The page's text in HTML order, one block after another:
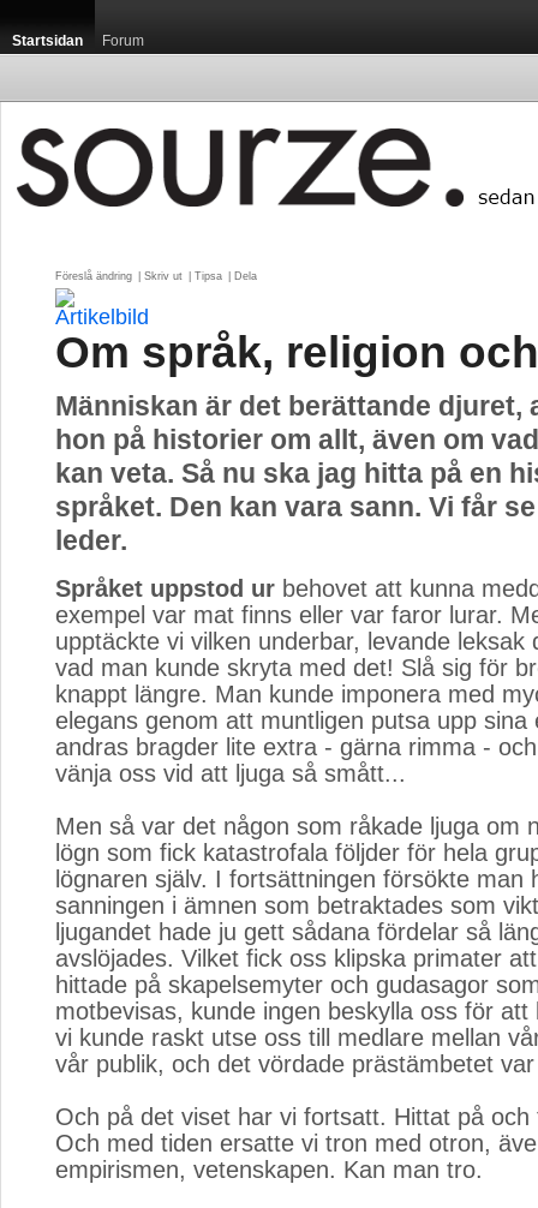
Startsidan Forum
Föreslå ändring Skriv ut Tipsa Dela
Om språk, religion
Människan är det berättande djuret,
hon på historier om allt, även om
kan veta. Så nu ska jag hitta på en
språket. Den kan vara sann. Vi får
leder.
Språket uppstod ur behovet att kunna
exempel var mat finns eller var faror lurar.
upptäckte vi vilken underbar, levande leksak
vad man kunde skryta med det! Slå sig för
knappt längre. Man kunde imponera med
elegans genom att muntligen putsa upp sina
andras bragder lite extra - gärna rimma -
vänja oss vid att ljuga så smått...
Men så var det någon som råkade ljuga om
lögn som fick katastrofala följder för hela
lögnaren själv. I fortsättningen försökte man
sanningen i ämnen som betraktades som
ljugandet hade ju gett sådana fördelar så
avslöjades. Vilket fick oss klipska primater
hittade på skapelsemyter och gudasagor
motbevisas, kunde ingen beskylla oss för att
vi kunde raskt utse oss till medlare mellan
vår publik, och det vördade prästämbetet
Och på det viset har vi fortsatt. Hittat på
Och med tiden ersatte vi tron med otron,
empirismen, vetenskapen. Kan man tro.